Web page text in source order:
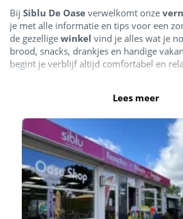
Bij Siblu De Oase verwelkomt onze
je met alle informatie en tips voor een
de gezellige winkel vind je alles wat je
brood, snacks, drankjes en handige
begint je verblijf altijd comfortabel en
Lees meer